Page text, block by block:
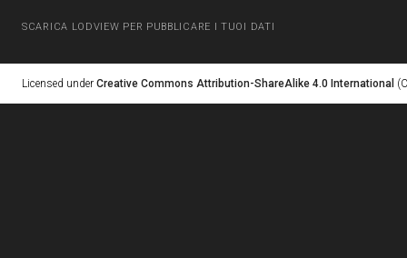
SCARICA LODVIEW PER PUBBLICARE I TUOI DATI
Licensed under Creative Commons Attribution-ShareAlike 4.0 International